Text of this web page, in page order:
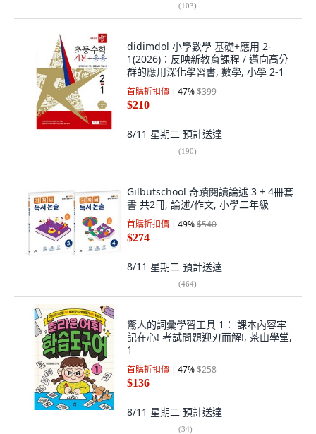
(103)
didimdol 小學數學 基礎+應用 2-
1(2026)：反映新教育課程 / 邁向高分
群的應用深化學習書, 數學, 小學 2-1
首購折扣價 47%$399
$210
8/11 星期二 預計送達
(190)
Gilbutschool 奇蹟閱讀論述 3 + 4冊套
書 共2冊, 論述/作文, 小學二年級
首購折扣價 49%$540
$274
8/11 星期二 預計送達
(464)
驚人的詞彙學習工具 1： 課本內容牢
記在心! 考試問題迎刃而解!, 茶山學堂,
1
首購折扣價 47%$258
$136
8/11 星期二 預計送達
(34)